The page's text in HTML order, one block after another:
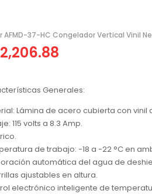
AFMD-37-HC Congelador Vertical Vinil
Generales:
Lámina de acero cubierta con
115 volts a 8.3 Amp.
de trabajo: -18 a -22 °C en
automática del agua de
ajustables en altura.
electrónico inteligente de